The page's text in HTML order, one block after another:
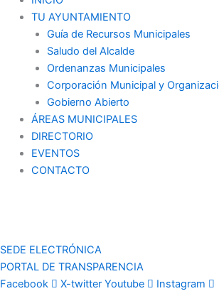
TU AYUNTAMIENTO
Guía de Recursos Municipales
Saludo del Alcalde
Ordenanzas Municipales
Corporación Municipal y
Gobierno Abierto
ÁREAS MUNICIPALES
DIRECTORIO
EVENTOS
CONTACTO
SEDE ELECTRÓNICA
PORTAL DE TRANSPARENCIA
Facebook
X-twitter Youtube Instagram